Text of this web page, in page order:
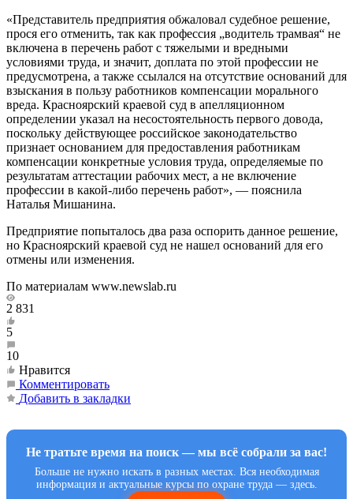
«Представитель предприятия обжаловал судебное решение,
прося его отменить, так как профессия „водитель трамвая“ не
включена в перечень работ с тяжелыми и вредными
условиями труда, и значит, доплата по этой профессии не
предусмотрена, а также ссылался на отсутствие оснований для
взыскания в пользу работников компенсации морального
вреда. Красноярский краевой суд в апелляционном
определении указал на несостоятельность первого довода,
поскольку действующее российское законодательство
признает основанием для предоставления работникам
компенсации конкретные условия труда, определяемые по
результатам аттестации рабочих мест, а не включение
профессии в какой-либо перечень работ», — пояснила
Наталья Мишанина.
Предприятие попыталось два раза оспорить данное решение,
но Красноярский краевой суд не нашел оснований для его
отмены или изменения.
По материалам www.newslab.ru
2 831
5
10
Нравится
Комментировать
Добавить в закладки
Не тратьте время на поиск — мы всё собрали за вас!
Больше не нужно искать в разных местах. Вся необходимая
информация и актуальные курсы по охране труда — здесь.